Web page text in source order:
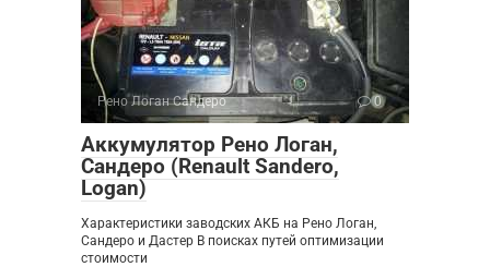
Рено Логан Сандеро 0
Аккумулятор Рено Логан,
Сандеро (Renault Sandero,
Logan)
Характеристики заводских АКБ на Рено Логан,
Сандеро и Дастер В поисках путей оптимизации
стоимости